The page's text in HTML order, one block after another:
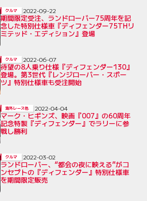
期間限定受注、ランドローバー75周年を記
念した特別仕様車『ディフェンダー75THリ
ミテッド・エディション』登場
クルマ 2022-09-22
待望の8人乗り仕様『ディフェンダー130』
登場。第3世代『レンジローバー・スポー
ツ』特別仕様車も受注開始
クルマ 2022-06-07
マーク・ヒギンズ、映画『007』の60周年
記念特製『ディフェンダー』でラリーに参
戦し勝利
海外レース他 2022-04-04
ランドローバー、“都会の夜に映える”がコ
ンセプトの『ディフェンダー』特別仕様車
を期間限定販売
クルマ 2022-03-02